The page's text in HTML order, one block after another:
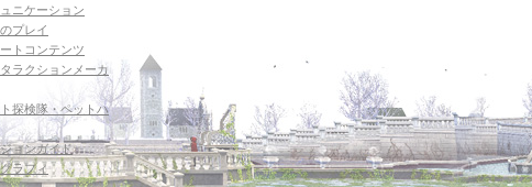
ニケーション
プレイ
トコンテンツ
ラクションメーカ
探検隊・ペットハ
ョンガイド
ラフィ